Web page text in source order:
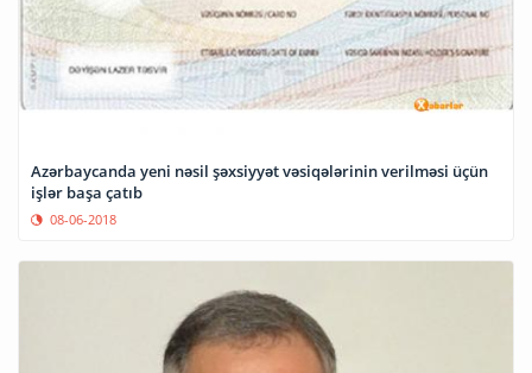
Azərbaycanda yeni nəsil şəxsiyyət vəsiqələrinin verilməsi üçün
işlər başa çatıb
08-06-2018